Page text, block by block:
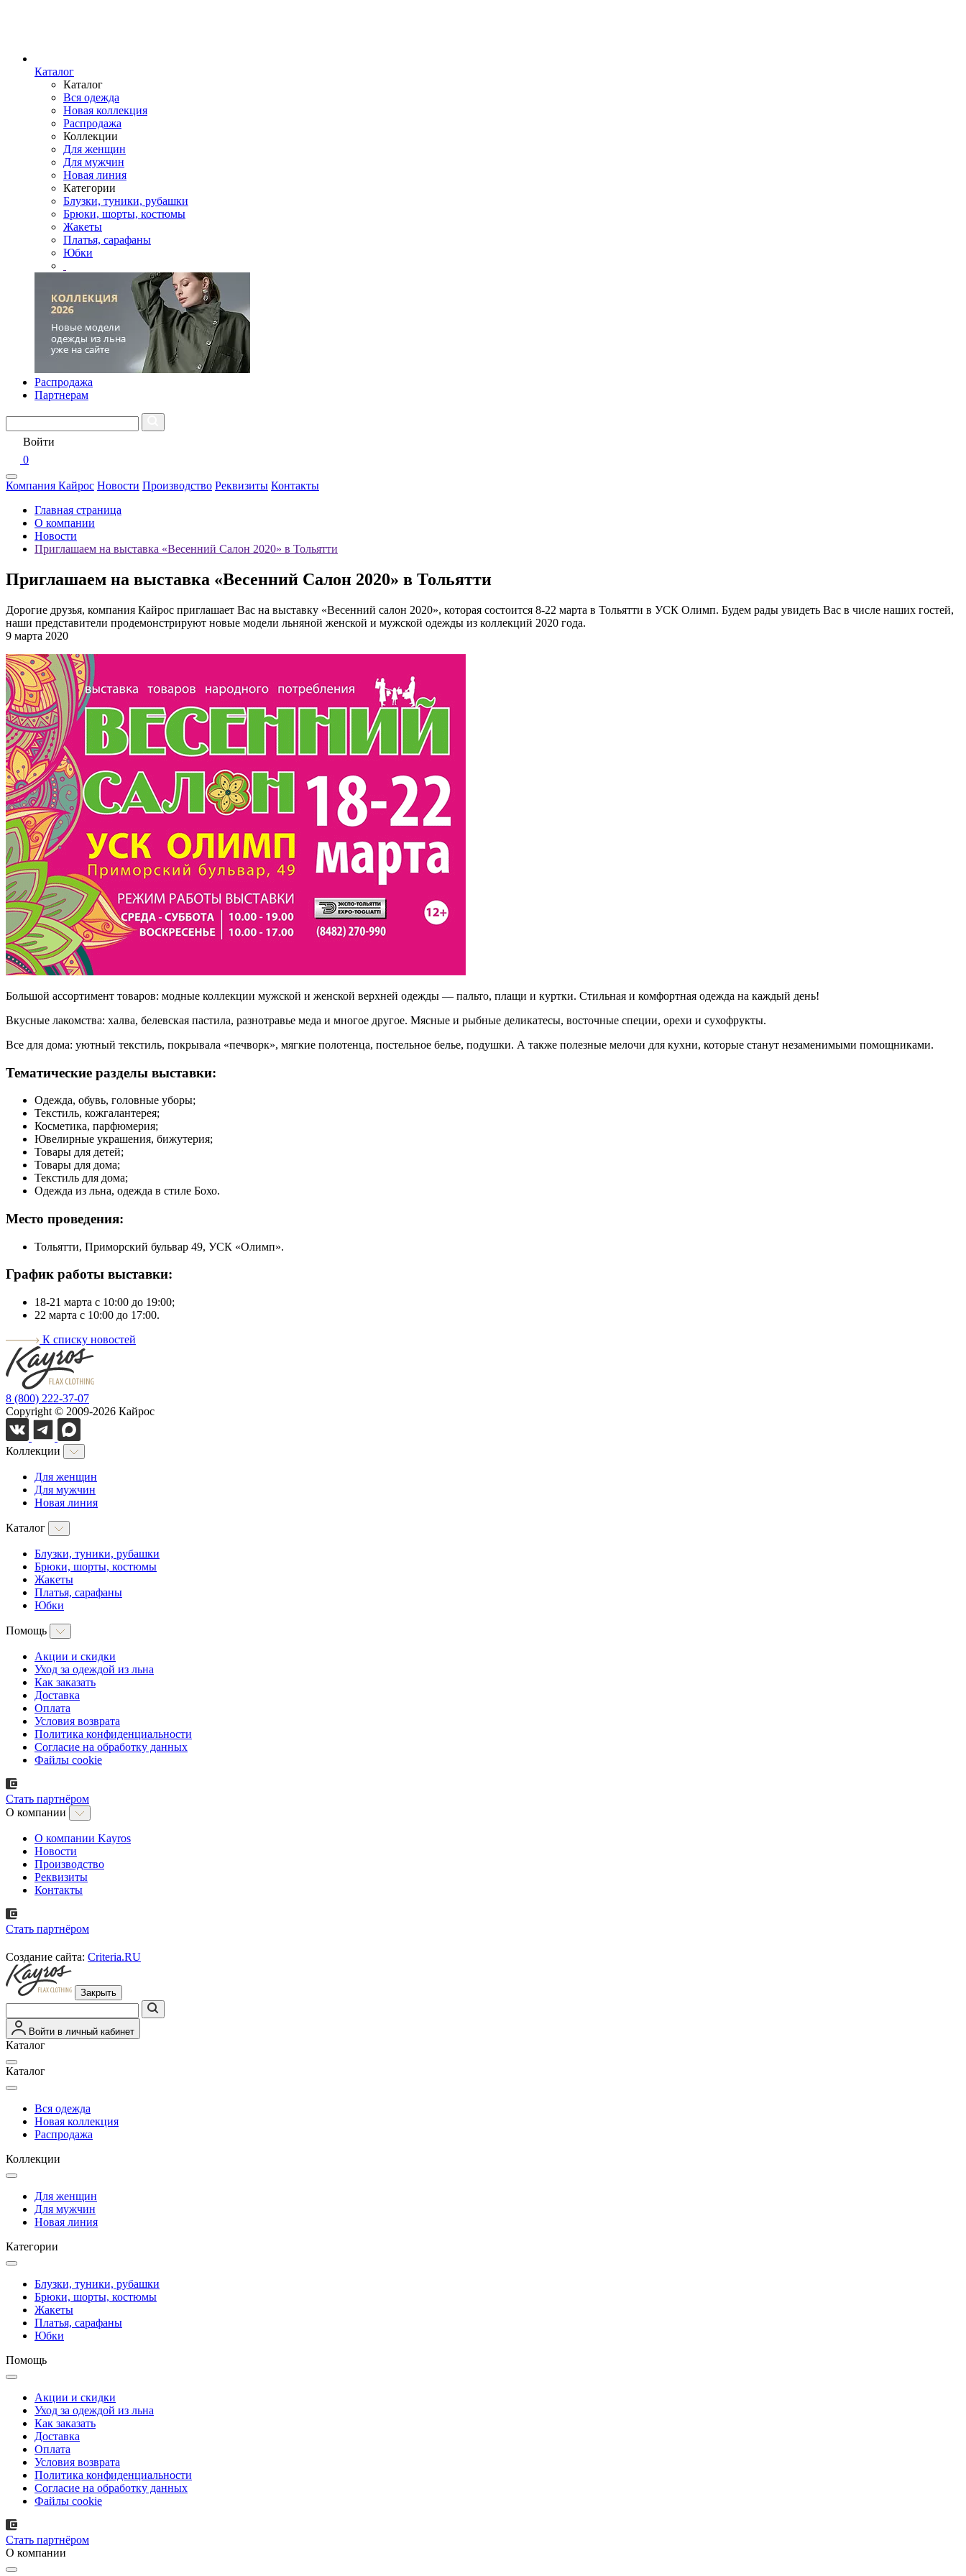
Каталог
Каталог
Вся одежда
Новая коллекция
Распродажа
Коллекции
Для женщин
Для мужчин
Новая линия
Категории
Блузки, туники, рубашки
Брюки, шорты, костюмы
Жакеты
Платья, сарафаны
Юбки
Распродажа
Партнерам
Войти
0
Компания Кайрос Новости Производство Реквизиты Контакты
Главная страница
О компании
Новости
Приглашаем на выставка «Весенний Салон 2020» в Тольятти
Приглашаем на выставка «Весенний Салон 2020» в Тольятти
Дорогие друзья, компания Кайрос приглашает Вас на выставку «Весенний салон 2020», которая состоится 8-22 марта в Тольятти в УСК Олимп. Будем рады увидеть Вас в числе наших гостей,
наши представители продемонстрируют новые модели льняной женской и мужской одежды из коллекций 2020 года.
9 марта 2020
Большой ассортимент товаров: модные коллекции мужской и женской верхней одежды — пальто, плащи и куртки. Стильная и комфортная одежда на каждый день!
Вкусные лакомства: халва, белевская пастила, разнотравье меда и многое другое. Мясные и рыбные деликатесы, восточные специи, орехи и сухофрукты.
Все для дома: уютный текстиль, покрывала «печворк», мягкие полотенца, постельное белье, подушки. А также полезные мелочи для кухни, которые станут незаменимыми помощниками.
Тематические разделы выставки:
Одежда, обувь, головные уборы;
Текстиль, кожгалантерея;
Косметика, парфюмерия;
Ювелирные украшения, бижутерия;
Товары для детей;
Товары для дома;
Текстиль для дома;
Одежда из льна, одежда в стиле Бохо.
Место проведения:
Тольятти, Приморский бульвар 49, УСК «Олимп».
График работы выставки:
18-21 марта с 10:00 до 19:00;
22 марта с 10:00 до 17:00.
К списку новостей
8 (800) 222-37-07
Copyright © 2009-2026 Кайрос
Коллекции
Для женщин
Для мужчин
Новая линия
Каталог
Блузки, туники, рубашки
Брюки, шорты, костюмы
Жакеты
Платья, сарафаны
Юбки
Помощь
Акции и скидки
Уход за одеждой из льна
Как заказать
Доставка
Оплата
Условия возврата
Политика конфиденциальности
Согласие на обработку данных
Файлы cookie
Стать партнёром
О компании
О компании Kayros
Новости
Производство
Реквизиты
Контакты
Стать партнёром
Создание сайта: Criteria.RU
Закрыть
Войти в личный кабинет
Каталог
Каталог
Вся одежда
Новая коллекция
Распродажа
Коллекции
Для женщин
Для мужчин
Новая линия
Категории
Блузки, туники, рубашки
Брюки, шорты, костюмы
Жакеты
Платья, сарафаны
Юбки
Помощь
Акции и скидки
Уход за одеждой из льна
Как заказать
Доставка
Оплата
Условия возврата
Политика конфиденциальности
Согласие на обработку данных
Файлы cookie
Стать партнёром
О компании